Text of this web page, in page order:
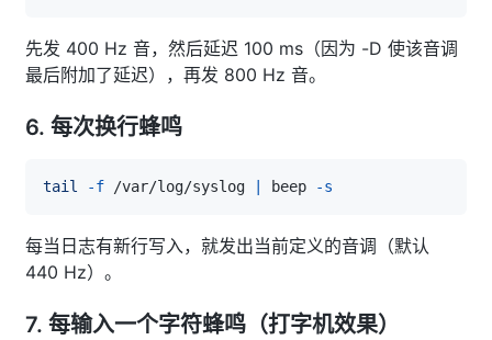
先发 400 Hz 音，然后延迟 100 ms（因为 -D 使该音调
最后附加了延迟），再发 800 Hz 音。
6. 每次换行蜂鸣
tail -f /var/log/syslog beep -s
每当日志有新行写入，就发出当前定义的音调（默认
440 Hz）。
7. 每输入一个字符蜂鸣（打字机效果）